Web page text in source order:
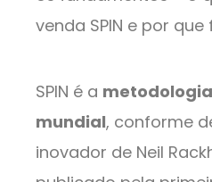
venda SPIN e por
SPIN é a
mundial, conforme
inovador de Neil